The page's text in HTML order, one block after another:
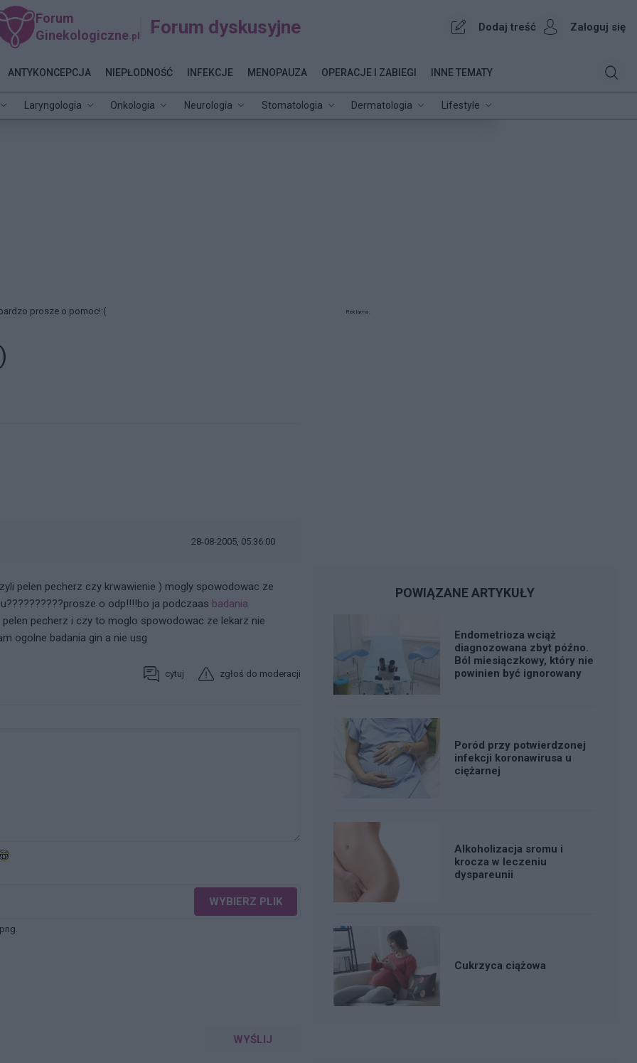
Forum
Ginekologiczne .pl Forum dyskusyjne Dodaj treść Zaloguj się
Laryngologia Onkologia Neurologia Stomatologia Dermatologia Lifestyle
ANTYKONCEPCJA NIEPŁODNOŚĆ INFEKCJE MENOPAUZA OPERACJE I ZABIEGI INNE TEMATY
bardzo prosze o pomoc!:(
28-08-2005, 05:36:00
pelen pecherz czy krwawienie ) mogly spowodowac ze
o odp!!!!bo ja podczaas badania
pecherz i czy to moglo spowodowac ze lekarz nie
ogolne badania gin a nie usg
cytuj zgłoś do moderacji
WYBIERZ PLIK
WYŚLIJ
Reklama:
POWIĄZANE ARTYKUŁY
Endometrioza wciąż
diagnozowana zbyt późno.
Ból miesiączkowy, który nie
powinien być ignorowany
Poród przy potwierdzonej
infekcji koronawirusa u
ciężarnej
Alkoholizacja sromu i
krocza w leczeniu
dyspareunii
Cukrzyca ciążowa